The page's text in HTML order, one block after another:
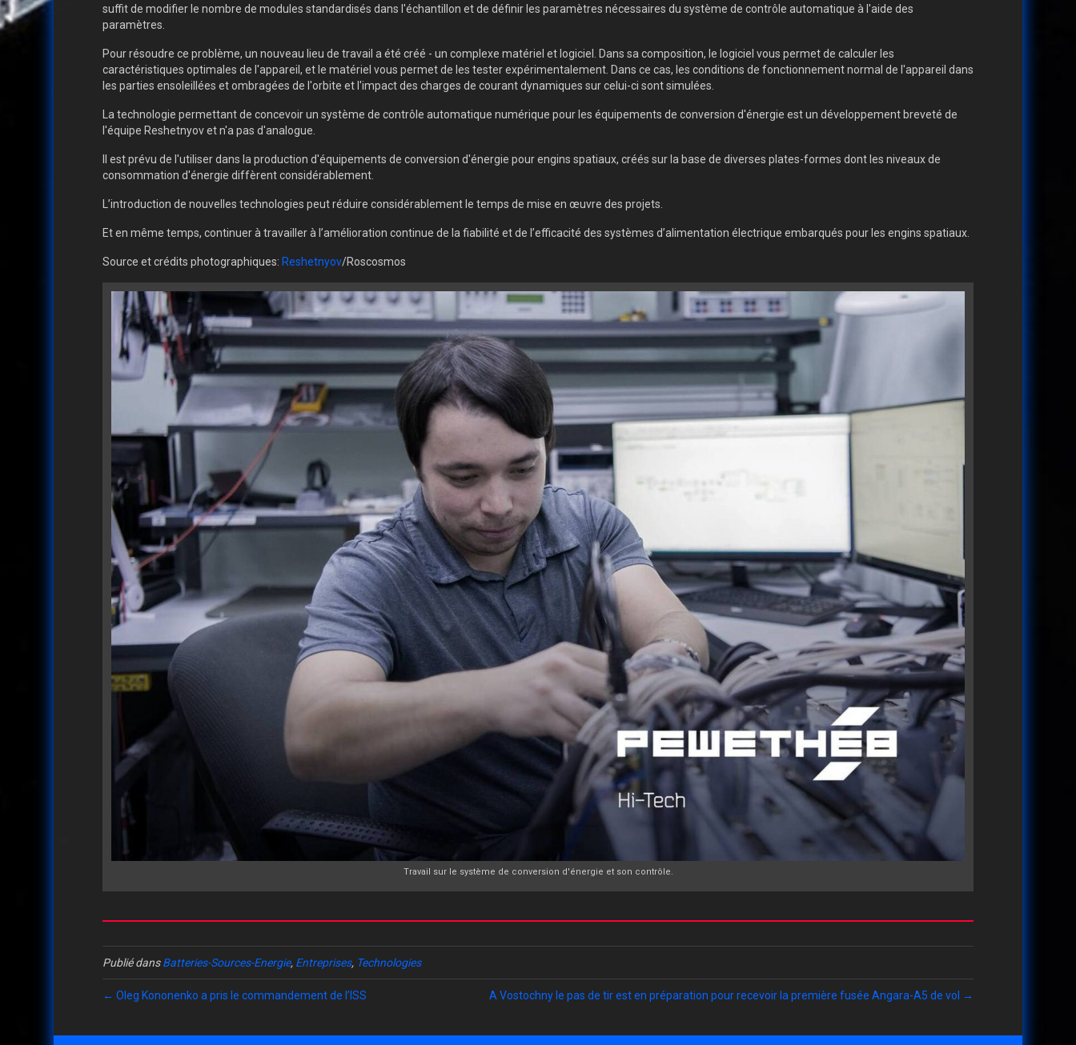
suffit de modifier le nombre de modules standardisés dans l'échantillon et de définir les paramètres nécessaires du système de contrôle automatique à l'aide des
paramètres.
Pour résoudre ce problème, un nouveau lieu de travail a été créé - un complexe matériel et logiciel. Dans sa composition, le logiciel vous permet de calculer les
caractéristiques optimales de l'appareil, et le matériel vous permet de les tester expérimentalement. Dans ce cas, les conditions de fonctionnement normal de l'appareil dans
les parties ensoleillées et ombragées de l'orbite et l'impact des charges de courant dynamiques sur celui-ci sont simulées.
La technologie permettant de concevoir un système de contrôle automatique numérique pour les équipements de conversion d'énergie est un développement breveté de
l'équipe Reshetnyov et n'a pas d'analogue.
Il est prévu de l'utiliser dans la production d'équipements de conversion d'énergie pour engins spatiaux, créés sur la base de diverses plates-formes dont les niveaux de
consommation d'énergie diffèrent considérablement.
L’introduction de nouvelles technologies peut réduire considérablement le temps de mise en œuvre des projets.
Et en même temps, continuer à travailler à l’amélioration continue de la fiabilité et de l’efficacité des systèmes d’alimentation électrique embarqués pour les engins spatiaux.
Source et crédits photographiques: Reshetnyov/Roscosmos
Travail sur le système de conversion d'énergie et son contrôle.
Publié dansBatteries-Sources-Energie, Entreprises, Technologies
← Oleg Kononenko a pris le commandement de l’ISS A Vostochny le pas de tir est en préparation pour recevoir la première fusée Angara-A5 de vol →